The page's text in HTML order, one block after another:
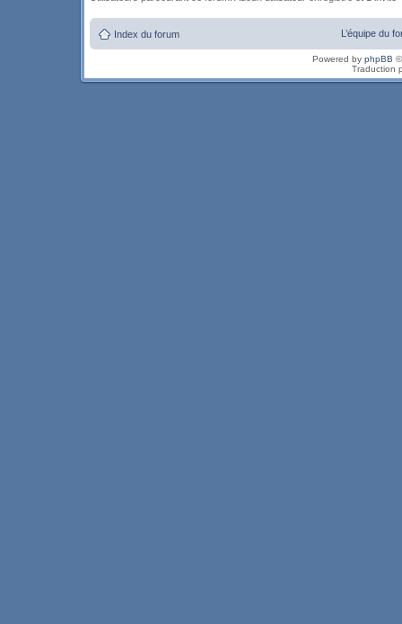
Index du forum L’équipe du
Powered by phpBB
Traduction